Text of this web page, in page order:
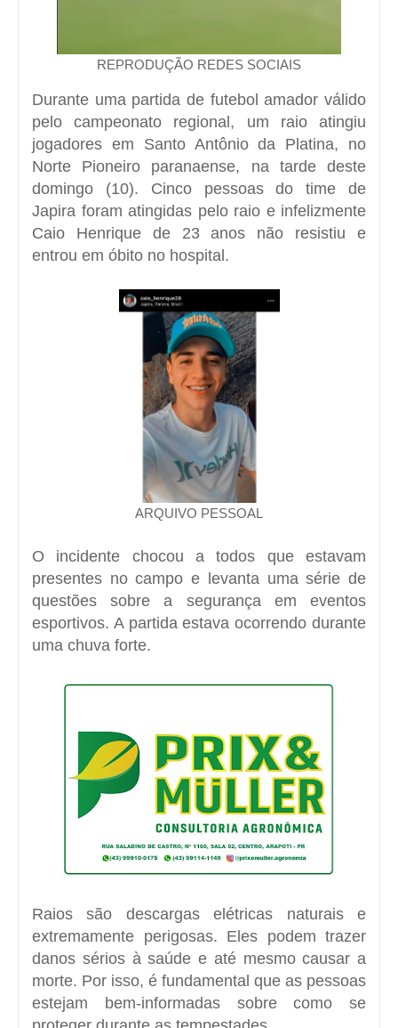
REPRODUÇÃO REDES SOCIAIS
Durante uma partida de futebol amador válido
pelo campeonato regional, um raio atingiu
jogadores em Santo Antônio da Platina, no
Norte Pioneiro paranaense, na tarde deste
domingo (10). Cinco pessoas do time de
Japira foram atingidas pelo raio e infelizmente
Caio Henrique de 23 anos não resistiu e
entrou em óbito no hospital.
ARQUIVO PESSOAL
O incidente chocou a todos que estavam
presentes no campo e levanta uma série de
questões sobre a segurança em eventos
esportivos. A partida estava ocorrendo durante
uma chuva forte.
Raios são descargas elétricas naturais e
extremamente perigosas. Eles podem trazer
danos sérios à saúde e até mesmo causar a
morte. Por isso, é fundamental que as pessoas
estejam bem-informadas sobre como se